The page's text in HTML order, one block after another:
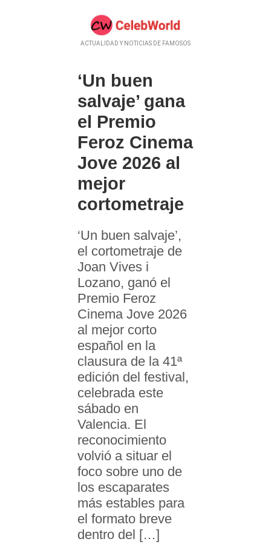
ACTUALIDAD Y NOTICIAS DE FAMOSOS
‘Un buen
salvaje’ gana
el Premio
Feroz Cinema
Jove 2026 al
mejor
cortometraje
‘Un buen salvaje’,
el cortometraje de
Joan Vives i
Lozano, ganó el
Premio Feroz
Cinema Jove 2026
al mejor corto
español en la
clausura de la 41ª
edición del festival,
celebrada este
sábado en
Valencia. El
reconocimiento
volvió a situar el
foco sobre uno de
los escaparates
más estables para
el formato breve
dentro del […]